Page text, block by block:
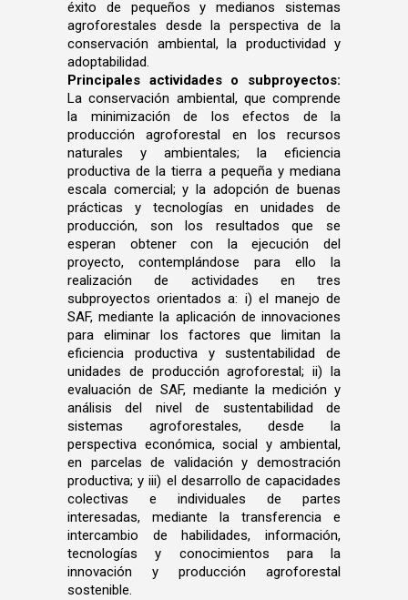
éxito de pequeños y medianos sistemas
agroforestales desde la perspectiva de la
conservación ambiental, la productividad y
adoptabilidad.
Principales actividades o subproyectos:
La conservación ambiental, que comprende
la minimización de los efectos de la
producción agroforestal en los recursos
naturales y ambientales; la eficiencia
productiva de la tierra a pequeña y mediana
escala comercial; y la adopción de buenas
prácticas y tecnologías en unidades de
producción, son los resultados que se
esperan obtener con la ejecución del
proyecto, contemplándose para ello la
realización de actividades en tres
subproyectos orientados a: i) el manejo de
SAF, mediante la aplicación de innovaciones
para eliminar los factores que limitan la
eficiencia productiva y sustentabilidad de
unidades de producción agroforestal; ii) la
evaluación de SAF, mediante la medición y
análisis del nivel de sustentabilidad de
sistemas agroforestales, desde la
perspectiva económica, social y ambiental,
en parcelas de validación y demostración
productiva; y iii) el desarrollo de capacidades
colectivas e individuales de partes
interesadas, mediante la transferencia e
intercambio de habilidades, información,
tecnologías y conocimientos para la
innovación y producción agroforestal
sostenible.